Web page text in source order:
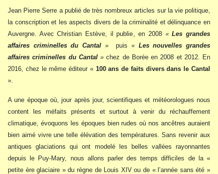
Jean Pierre Serre a publié de très nombreux articles sur la vie politique,
la conscription et les aspects divers de la criminalité et délinquance en
Auvergne. Avec Christian Estève, il publie, en 2008 «Les grandes
affaires criminelles du Cantal » puis « Les nouvelles grandes
affaires criminelles du Cantal»chez de Borée en 2008 et 2012. En
2016, chez le même éditeur «100 ans de faits divers dans le Cantal
».
A une époque où, jour après jour, scientifiques et météorologues nous
content les méfaits présents et surtout à venir du réchauffement
climatique, évoquons les époques bien rudes où nos ancêtres auraient
bien aimé vivre une telle élévation des températures. Sans revenir aux
antiques glaciations qui ont modelé les belles vallées rayonnantes
depuis le Puy-Mary, nous allons parler des temps difficiles de la «
petite ère glaciaire » du règne de Louis XIV ou de « l’année sans été »